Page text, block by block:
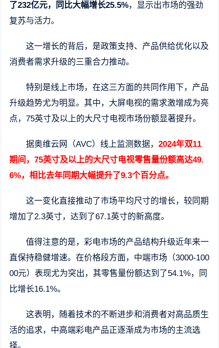
了232亿元，同比大幅增长25.5%，显示出市场的强劲
复苏与活力。
这一增长的背后，是政策支持、产品供给优化以及
消费者需求升级的三重合力推动。
特别是线上市场，在这三方面的共同作用下，产品
升级趋势尤为明显。其中，大屏电视的需求激增成为亮
点，75英寸及以上的大尺寸电视市场份额显著提升。
据奥维云网（AVC）线上监测数据，2024年双11
期间，75英寸及以上的大尺寸电视零售量份额高达49.
6%，相比去年同期大幅提升了9.3个百分点。
这一变化直接推动了市场平均尺寸的增长，较同期
增加了2.3英寸，达到了67.1英寸的新高度。
值得注意的是，彩电市场的产品结构升级近年来一
直保持稳健增速。在价格段方面，中端市场（3000-100
00元）表现尤为突出，其零售量份额达到了54.1%，同
比增长16.1%。
这表明，随着技术的不断进步和消费者对高品质生
活的追求，中高端彩电产品正逐渐成为市场的主流选
择。